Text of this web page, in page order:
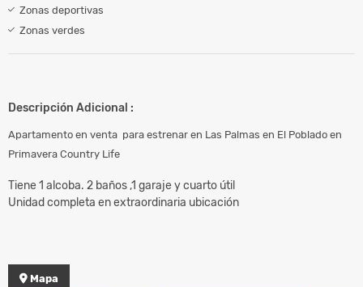
Zonas deportivas
Zonas verdes
Descripción Adicional :
Apartamento en venta para estrenar en Las Palmas en El Poblado en
Primavera Country Life
Tiene 1 alcoba. 2 baños ,1 garaje y cuarto útil
Unidad completa en extraordinaria ubicación
Mapa